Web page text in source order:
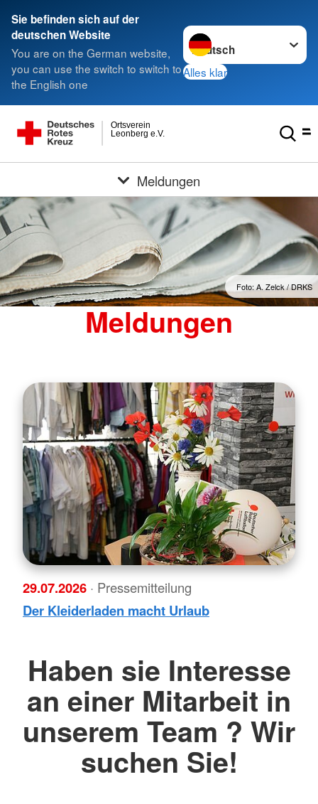
Sie befinden sich auf der
deutschen Website
You are on the German website,
you can use the switch to switch to
the English one
Sprache wechseln zu
Alles klar
Leonberg e.V.
Ortsverein
Meldungen
Foto: A. Zelck / DRKS
Meldungen
29.07.2026 · Pressemitteilung
Der Kleiderladen macht Urlaub
Haben sie Interesse
an einer Mitarbeit in
unserem Team ? Wir
suchen Sie!